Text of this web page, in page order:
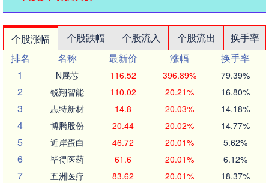
个股涨幅 个股跌幅 个股流入 个股流出
换手率
排名
名称 最新价 涨幅
换手率
1
N展芯 116.52 396.89% 79.39%
2 锐翔智能 110.02 20.21% 16.80%
3 志特新材 14.8 20.03% 14.18%
4 博腾股份 20.44 20.02% 14.77%
5 近岸蛋白 46.72 20.01% 5.62%
6 毕得医药 61.6 20.01% 6.12%
7 五洲医疗 83.62 20.01% 18.37%